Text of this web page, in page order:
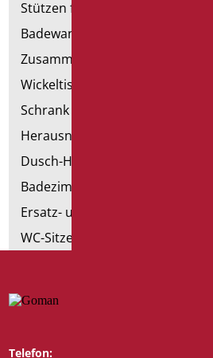
Stützen für Trockenbau
Badewannen mit Tür
Zusammenstellbare Handläufe
Wickeltische
Schrank mit Sessel
Herausnehmbare Hilfsmittel
Dusch-Hocker
Badezimmer Etikette
Ersatz- und Kleinteile
WC-Sitze
Telefon: